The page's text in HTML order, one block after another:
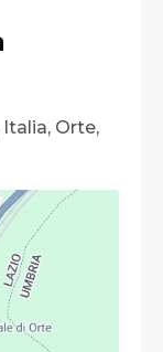
Italia, Orte,